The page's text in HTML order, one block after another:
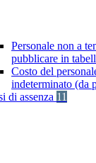
Personale non a
pubblicare in
Costo del
indeterminato (da
di assenza 11